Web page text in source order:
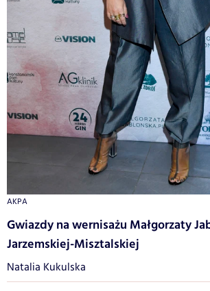
AKPA
Gwiazdy na wernisażu Małgorzaty
Jarzemskiej-Misztalskiej
Natalia Kukulska